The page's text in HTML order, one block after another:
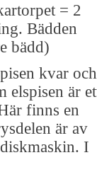
= 2
Bädden
bädd)
kvar och
elspisen är
finns en
är av
I